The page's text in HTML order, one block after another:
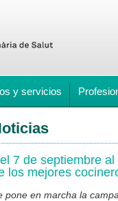
y servicios
7 de septiembre
los mejores
pone en marcha la